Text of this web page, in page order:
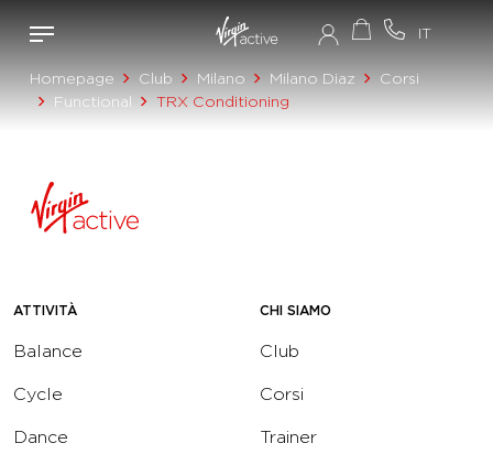
Homepage Club Milano Milano Diaz
Corsi
Functional
TRX Conditioning
ATTIVITÀ
Balance
Cycle
Dance
CHI SIAMO
Club
Corsi
Trainer